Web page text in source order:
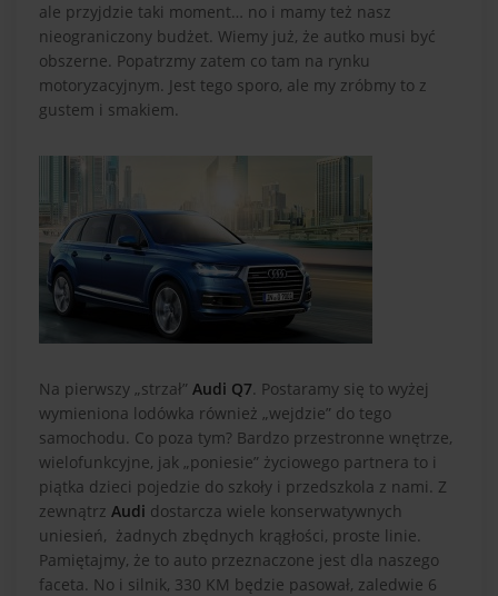
ale przyjdzie taki moment… no i mamy też nasz
nieograniczony budżet. Wiemy już, że autko musi być
obszerne. Popatrzmy zatem co tam na rynku
motoryzacyjnym. Jest tego sporo, ale my zróbmy to z
gustem i smakiem.
Na pierwszy „strzał” Audi Q7. Postaramy się to wyżej
wymieniona lodówka również „wejdzie” do tego
samochodu. Co poza tym? Bardzo przestronne wnętrze,
wielofunkcyjne, jak „poniesie” życiowego partnera to i
piątka dzieci pojedzie do szkoły i przedszkola z nami. Z
zewnątrz Audi dostarcza wiele konserwatywnych
uniesień, żadnych zbędnych krągłości, proste linie.
Pamiętajmy, że to auto przeznaczone jest dla naszego
faceta. No i silnik, 330 KM będzie pasował, zaledwie 6